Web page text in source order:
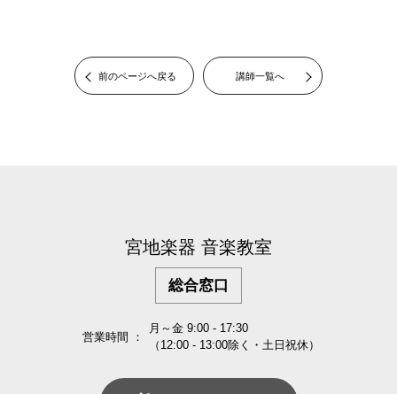
前のページへ戻る 講師一覧へ
宮地楽器 音楽教室
総合窓口
営業時間 ：
月～金 9:00 - 17:30
（12:00 - 13:00除く・土日祝休）